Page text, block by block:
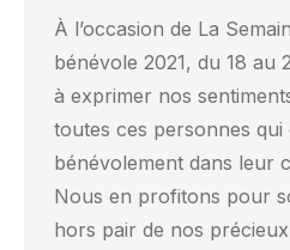
À l’occasion de La
bénévole 2021, du 18 au
à exprimer nos
toutes ces personnes
bénévolement dans leur
Nous en profitons pour
hors pair de nos